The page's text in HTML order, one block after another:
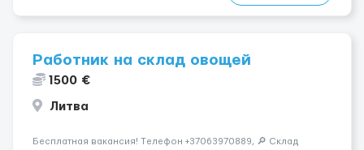
Работник на склад овощей
1500 €
Литва
Бесплатная вакансия! Tелефон +37063970889, 🔎 Склад